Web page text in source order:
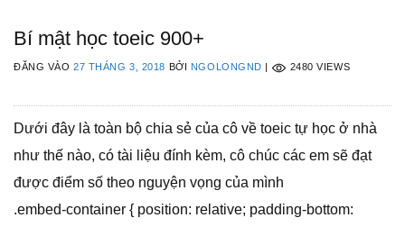
Bí mật học toeic 900+
ĐĂNG VÀO27 THÁNG 3, 2018 BỞI NGOLONGND 2480 VIEWS
Dưới đây là toàn bộ chia sẻ của cô về toeic tự học ở nhà
như thế nào, có tài liệu đính kèm, cô chúc các em sẽ đạt
được điểm số theo nguyện vọng của mình
.embed-container { position: relative; padding-bottom: